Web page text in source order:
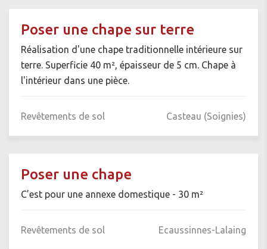
Poser une chape sur terre
Réalisation d'une chape traditionnelle intérieure sur
terre. Superficie 40 m², épaisseur de 5 cm. Chape à
l'intérieur dans une pièce.
Revêtements de sol Casteau (Soignies)
Poser une chape
C’est pour une annexe domestique - 30 m²
Revêtements de sol Ecaussinnes-Lalaing